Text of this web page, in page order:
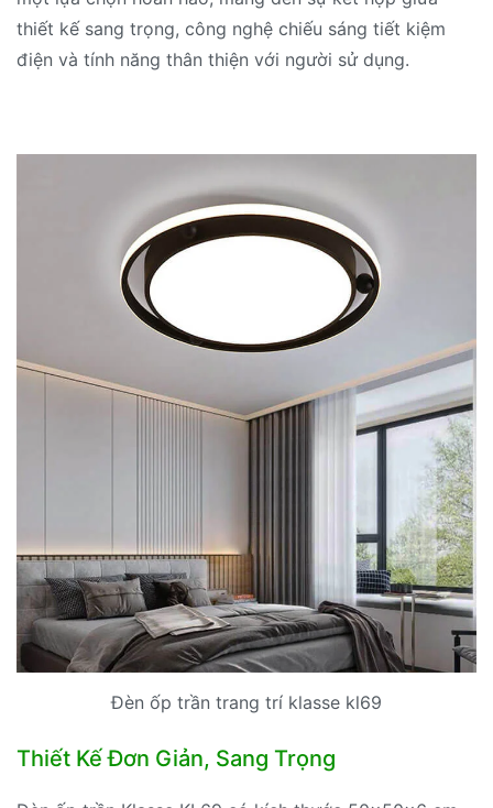
thiết kế sang trọng, công nghệ chiếu sáng tiết kiệm
điện và tính năng thân thiện với người sử dụng.
Đèn ốp trần trang trí klasse kl69
Thiết Kế Đơn Giản, Sang Trọng